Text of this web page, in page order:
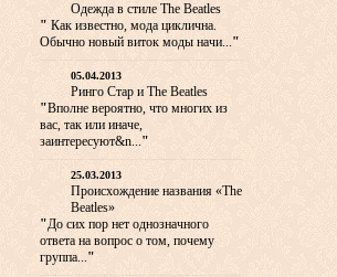
Одежда в стиле The Beatles
" Как известно, мода циклична.
Обычно новый виток моды начи..."
05.04.2013
Ринго Стар и The Beatles
"Вполне вероятно, что многих из
вас, так или иначе,
заинтересуют&n..."
25.03.2013
Происхождение названия «The
Beatles»
"До сих пор нет однозначного
ответа на вопрос о том, почему
группа..."